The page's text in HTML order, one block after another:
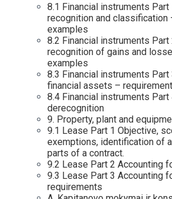
8.1 Financial instruments
recognition and classification
examples
8.2 Financial instruments
recognition of gains and
examples
8.3 Financial instruments
financial assets –
8.4 Financial instruments
derecognition
9. Property, plant and
9.1 Lease Part 1 Objective,
exemptions, identification of
parts of a contract.
9.2 Lease Part 2 Accounting
9.3 Lease Part 3 Accounting
requirements